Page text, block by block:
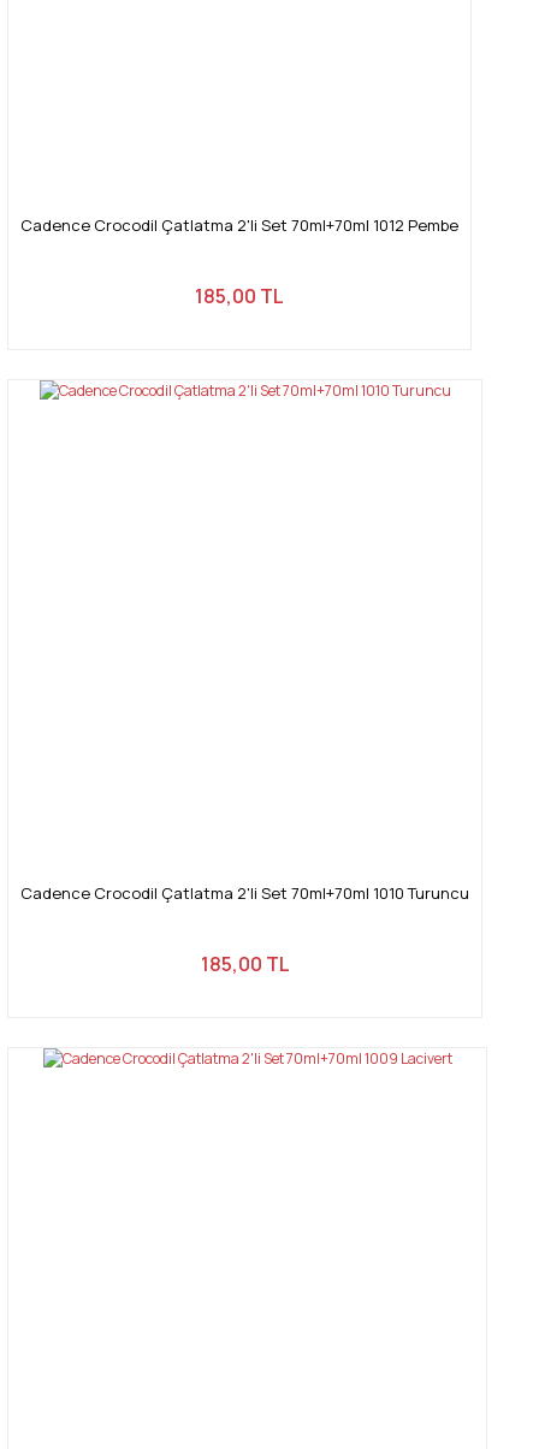
Cadence Crocodil Çatlatma 2'li Set 70ml+70ml 1012 Pembe
185,00 TL
Cadence Crocodil Çatlatma 2'li Set 70ml+70ml 1010 Turuncu
185,00 TL